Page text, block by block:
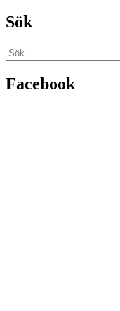
Sök
Sök
efter:
Facebook